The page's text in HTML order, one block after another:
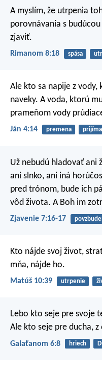
A myslím, že utrpenia
porovnávania s
zjaviť.
Rimanom 8:18 spása
Ale kto sa napije z
naveky. A voda, ktorú
prameňom vody
Ján 4:14 premena
Už nebudú hladovať ani
ani slnko, ani iná
pred trónom, bude ich
vôd života. A Boh im
Zjavenie 7:16-17
Kto nájde svoj život,
mňa, nájde ho.
Matúš 10:39 utrpenie
Lebo kto seje pre svoje
Ale kto seje pre ducha,
Galaťanom 6:8 hriech